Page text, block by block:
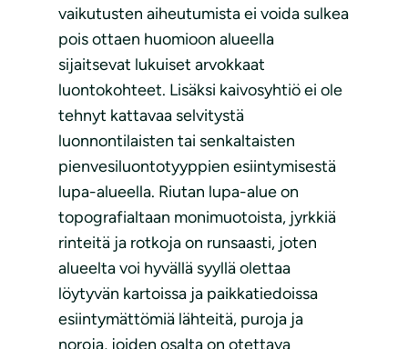
vaikutusten aiheutumista ei voida sulkea
pois ottaen huomioon alueella
sijaitsevat lukuiset arvokkaat
luontokohteet. Lisäksi kaivosyhtiö ei ole
tehnyt kattavaa selvitystä
luonnontilaisten tai senkaltaisten
pienvesiluontotyyppien esiintymisestä
lupa-alueella. Riutan lupa-alue on
topografialtaan monimuotoista, jyrkkiä
rinteitä ja rotkoja on runsaasti, joten
alueelta voi hyvällä syyllä olettaa
löytyvän kartoissa ja paikkatiedoissa
esiintymättömiä lähteitä, puroja ja
noroja, joiden osalta on otettava